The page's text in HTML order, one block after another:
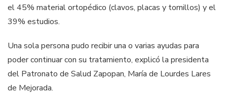
el 45% material ortopédico (clavos, placas y tornillos) y el
39% estudios.
Una sola persona pudo recibir una o varias ayudas para
poder continuar con su tratamiento, explicó la presidenta
del Patronato de Salud Zapopan, María de Lourdes Lares
de Mejorada.